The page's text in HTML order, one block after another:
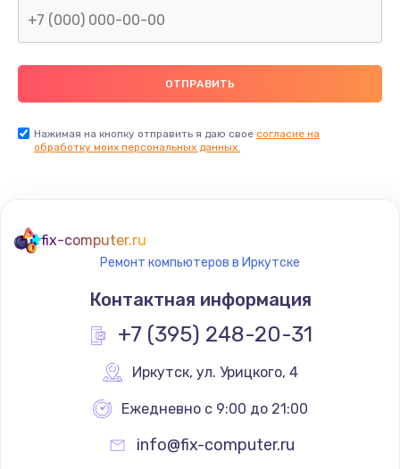
Заказать
Замена оперативной памяти
670 руб.
Заказать
Замена процессора
Нажимая на кнопку отправить я даю свое согласие на
обработку моих персональных данных.
fix-computer.ru
Ремонт компьютеров в Иркутске
Контактная информация
+7 (395) 248-20-31
Иркутск, ул. Урицкого, 4
Ежедневно с 9:00 до 21:00
info@fix-computer.ru